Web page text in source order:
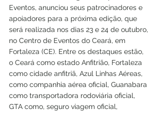
Eventos, anunciou seus patrocinadores e
apoiadores para a próxima edição, que
será realizada nos dias 23 e 24 de outubro,
no Centro de Eventos do Ceará, em
Fortaleza (CE). Entre os destaques estão,
o Ceará como estado Anfitrião, Fortaleza
como cidade anfitriã, Azul Linhas Aéreas,
como companhia aérea oficial, Guanabara
como transportadora rodoviária oficial,
GTA como, seguro viagem oficial,